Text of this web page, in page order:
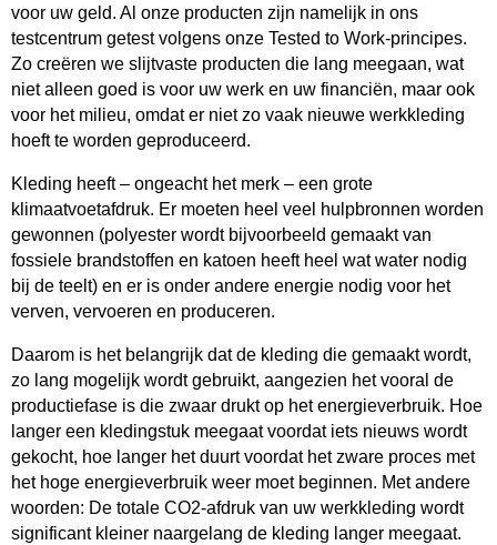
voor uw geld. Al onze producten zijn namelijk in ons
testcentrum getest volgens onze Tested to Work-principes.
Zo creëren we slijtvaste producten die lang meegaan, wat
niet alleen goed is voor uw werk en uw financiën, maar ook
voor het milieu, omdat er niet zo vaak nieuwe werkkleding
hoeft te worden geproduceerd.
Kleding heeft – ongeacht het merk – een grote
klimaatvoetafdruk. Er moeten heel veel hulpbronnen worden
gewonnen (polyester wordt bijvoorbeeld gemaakt van
fossiele brandstoffen en katoen heeft heel wat water nodig
bij de teelt) en er is onder andere energie nodig voor het
verven, vervoeren en produceren.
Daarom is het belangrijk dat de kleding die gemaakt wordt,
zo lang mogelijk wordt gebruikt, aangezien het vooral de
productiefase is die zwaar drukt op het energieverbruik. Hoe
langer een kledingstuk meegaat voordat iets nieuws wordt
gekocht, hoe langer het duurt voordat het zware proces met
het hoge energieverbruik weer moet beginnen. Met andere
woorden: De totale CO2-afdruk van uw werkkleding wordt
significant kleiner naargelang de kleding langer meegaat.